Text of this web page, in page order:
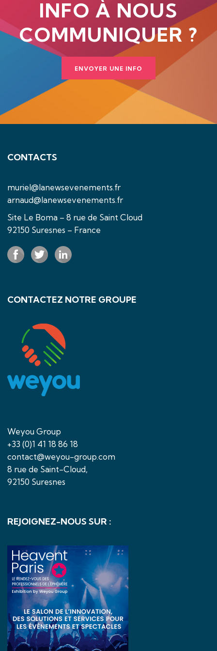
INFO À NOUS
COMMUNIQUER ?
ENVOYER UNE INFO
CONTACTS
muriel@lanewsevenements.fr
arnaud@lanewsevenements.fr
Site Le Boma – 8 rue de Saint Cloud
92150 Suresnes – France
CONTACTEZ NOTRE GROUPE
Weyou Group
+33 (0)1 41 18 86 18
contact@weyou-group.com
8 rue de Saint-Cloud,
92150 Suresnes
REJOIGNEZ-NOUS SUR :